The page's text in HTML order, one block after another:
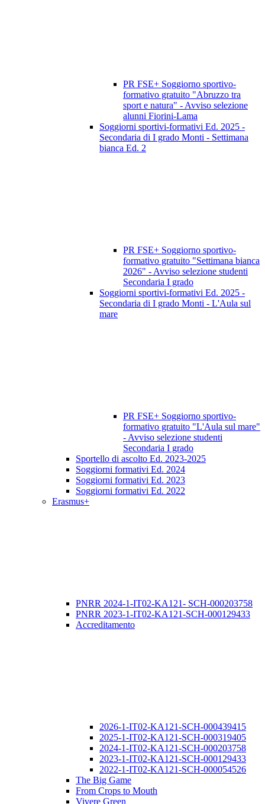
PR FSE+ Soggiorno sportivo-
formativo gratuito "Abruzzo tra
sport e natura" - Avviso selezione
alunni Fiorini-Lama
Soggiorni sportivi-formativi Ed. 2025 -
Secondaria di I grado Monti - Settimana
bianca Ed. 2
PR FSE+ Soggiorno sportivo-
formativo gratuito "Settimana bianca
2026" - Avviso selezione studenti
Secondaria I grado
Soggiorni sportivi-formativi Ed. 2025 -
Secondaria di I grado Monti - L'Aula sul
mare
PR FSE+ Soggiorno sportivo-
formativo gratuito "L'Aula sul mare"
- Avviso selezione studenti
Secondaria I grado
Sportello di ascolto Ed. 2023-2025
Soggiorni formativi Ed. 2024
Soggiorni formativi Ed. 2023
Soggiorni formativi Ed. 2022
Erasmus+
PNRR 2024-1-IT02-KA121- SCH-000203758
PNRR 2023-1-IT02-KA121-SCH-000129433
Accreditamento
2026-1-IT02-KA121-SCH-000439415
2025-1-IT02-KA121-SCH-000319405
2024-1-IT02-KA121-SCH-000203758
2023-1-IT02-KA121-SCH-000129433
2022-1-IT02-KA121-SCH-000054526
The Big Game
From Crops to Mouth
Vivere Green